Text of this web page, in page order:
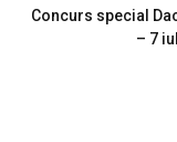
Concurs special
– 7